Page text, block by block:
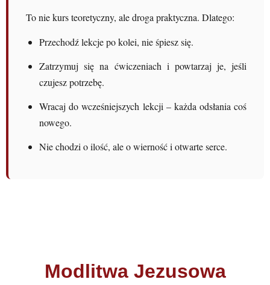
To nie kurs teoretyczny, ale droga praktyczna. Dlatego:
Przechodź lekcje po kolei, nie śpiesz się.
Zatrzymuj się na ćwiczeniach i powtarzaj je, jeśli
czujesz potrzebę.
Wracaj do wcześniejszych lekcji – każda odsłania coś
nowego.
Nie chodzi o ilość, ale o wierność i otwarte serce.
Modlitwa Jezusowa